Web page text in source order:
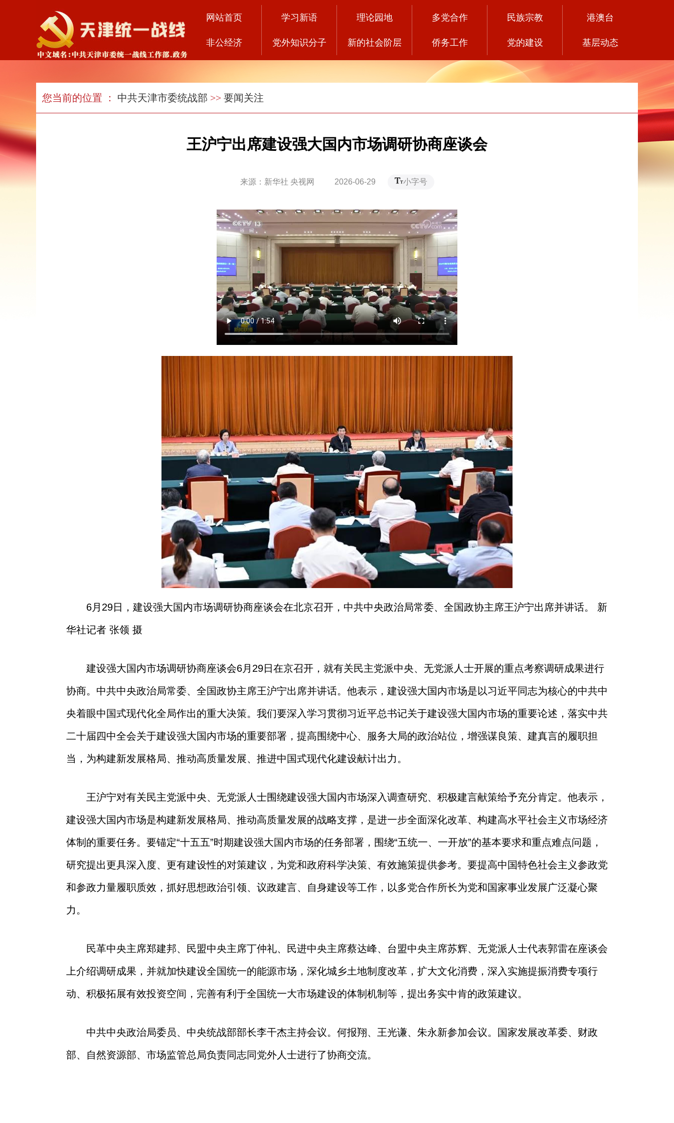
网站首页
非公经济
学习新语
党外知识分子
理论园地
新的社会阶层
多党合作
侨务工作
民族宗教
党的建设
港澳台
基层动态
您当前的位置 ： 中共天津市委统战部 >> 要闻关注
王沪宁出席建设强大国内市场调研协商座谈会
来源：新华社 央视网 2026-06-29 小字号
6月29日，建设强大国内市场调研协商座谈会在北京召开，中共中央政治局常委、全国政协主席王沪宁出席并讲话。 新
华社记者 张领 摄
建设强大国内市场调研协商座谈会6月29日在京召开，就有关民主党派中央、无党派人士开展的重点考察调研成果进行
协商。中共中央政治局常委、全国政协主席王沪宁出席并讲话。他表示，建设强大国内市场是以习近平同志为核心的中共中
央着眼中国式现代化全局作出的重大决策。我们要深入学习贯彻习近平总书记关于建设强大国内市场的重要论述，落实中共
二十届四中全会关于建设强大国内市场的重要部署，提高围绕中心、服务大局的政治站位，增强谋良策、建真言的履职担
当，为构建新发展格局、推动高质量发展、推进中国式现代化建设献计出力。
王沪宁对有关民主党派中央、无党派人士围绕建设强大国内市场深入调查研究、积极建言献策给予充分肯定。他表示，
建设强大国内市场是构建新发展格局、推动高质量发展的战略支撑，是进一步全面深化改革、构建高水平社会主义市场经济
体制的重要任务。要锚定“十五五”时期建设强大国内市场的任务部署，围绕“五统一、一开放”的基本要求和重点难点问题，
研究提出更具深入度、更有建设性的对策建议，为党和政府科学决策、有效施策提供参考。要提高中国特色社会主义参政党
和参政力量履职质效，抓好思想政治引领、议政建言、自身建设等工作，以多党合作所长为党和国家事业发展广泛凝心聚
力。
民革中央主席郑建邦、民盟中央主席丁仲礼、民进中央主席蔡达峰、台盟中央主席苏辉、无党派人士代表郭雷在座谈会
上介绍调研成果，并就加快建设全国统一的能源市场，深化城乡土地制度改革，扩大文化消费，深入实施提振消费专项行
动、积极拓展有效投资空间，完善有利于全国统一大市场建设的体制机制等，提出务实中肯的政策建议。
中共中央政治局委员、中央统战部部长李干杰主持会议。何报翔、王光谦、朱永新参加会议。国家发展改革委、财政
部、自然资源部、市场监管总局负责同志同党外人士进行了协商交流。